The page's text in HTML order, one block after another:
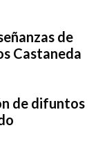
de
Castaneda
de difuntos